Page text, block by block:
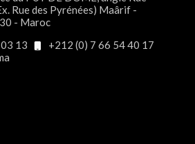
Rue des Pyrénées) Maârif -
- Maroc
13
+212 (0) 7 66 54 40 17